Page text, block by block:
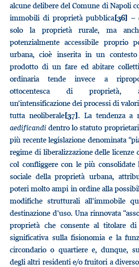
alcune delibere del Comune di Napoli
immobili di proprietà pubblica[36] –
solo la proprietà rurale, ma
potenzialmente accessibile proprio
urbana, cioè inserita in un
prodotto di un fare ed abitare
ordinaria tende invece a
ottocentesca di proprietà,
un’intensificazione dei processi di
tutta neoliberale[37]. La tendenza a
aedificandi dentro lo statuto
più recente legislazione denominata
regime di liberalizzazione delle
col confliggere con le più consolidate
sociale della proprietà urbana,
poteri molto ampi in ordine alla
modifiche strutturali all’immobile
destinazione d’uso. Una rinnovata
proprietà che consente al titolare
significativa sulla fisionomia e la
circondario o quartiere e, dunque,
degli altri residenti e/o fruitori a